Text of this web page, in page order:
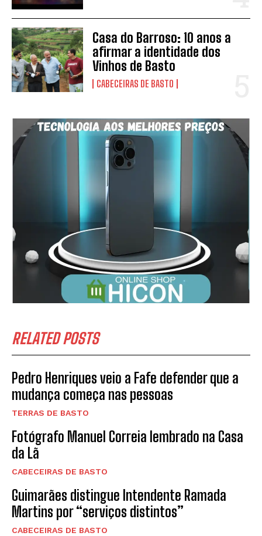
SUBSCREVER
Li e aceito a vossaPolitica de Privacidade
Casa do Barroso: 10 anos a
afirmar a identidade dos
Vinhos de Basto
CABECEIRAS DE BASTO
RELATED POSTS
Pedro Henriques veio a Fafe defender que a
mudança começa nas pessoas
TERRAS DE BASTO
Fotógrafo Manuel Correia lembrado na Casa
da Lã
CABECEIRAS DE BASTO
Guimarães distingue Intendente Ramada
Martins por “serviços distintos”
CABECEIRAS DE BASTO